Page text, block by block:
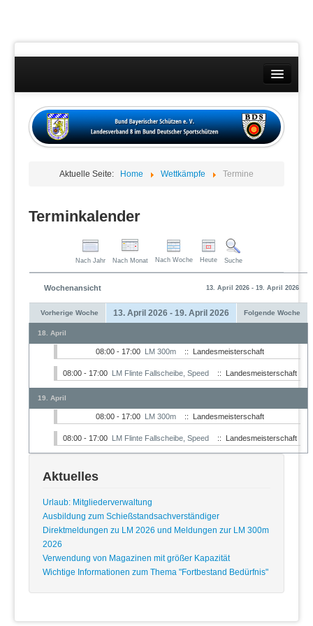
Wettkämpfe
Datenschutzübersicht
Aktuelle Seite: Home Wettkämpfe Termine
Terminkalender
Nach Jahr Nach Monat Nach Woche Heute Suche
Wochenansicht 13. April 2026 - 19. April 2026
Vorherige Woche 13. April 2026 - 19. April 2026 Folgende Woche
18. April
08:00 - 17:00 LM 300m :: Landesmeisterschaft
08:00 - 17:00 LM Flinte Fallscheibe, Speed :: Landesmeisterschaft
19. April
08:00 - 17:00 LM 300m :: Landesmeisterschaft
08:00 - 17:00 LM Flinte Fallscheibe, Speed :: Landesmeisterschaft
Aktuelles
Urlaub: Mitgliederverwaltung
Ausbildung zum Schießstandsachverständiger
Direktmeldungen zu LM 2026 und Meldungen zur LM 300m
2026
Verwendung von Magazinen mit größer Kapazität
Wichtige Informationen zum Thema "Fortbestand Bedürfnis"